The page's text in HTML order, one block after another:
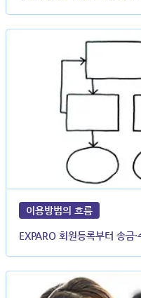
이용방법의 흐름
EXPARO 회원등록부터 송금